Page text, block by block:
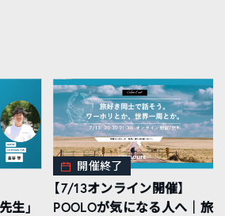
生」
開催終了
【7/13オンライン開催】
POOLOが気になる人へ｜旅